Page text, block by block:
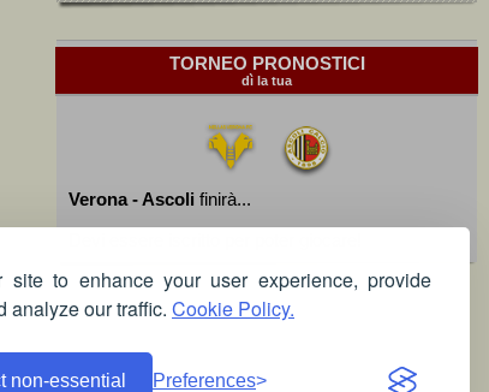
to enhance your user experience, provide
analyze our traffic. Cookie Policy.
non-essential Preferences
TORNEO PRONOSTICI
dì la tua
Verona - Ascoli finirà...